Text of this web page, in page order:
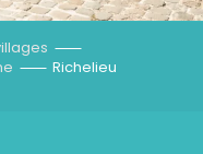
Richelieu